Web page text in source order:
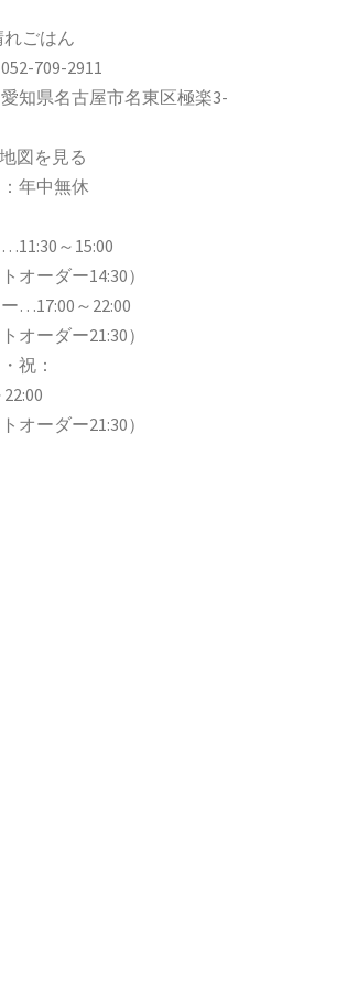
れごはん
052-709-2911
知県名古屋市名東区極楽3-
地図を見る
年中無休
～15:00
トオーダー14:30）
…17:00～22:00
トオーダー21:30）
祝：
トオーダー21:30）